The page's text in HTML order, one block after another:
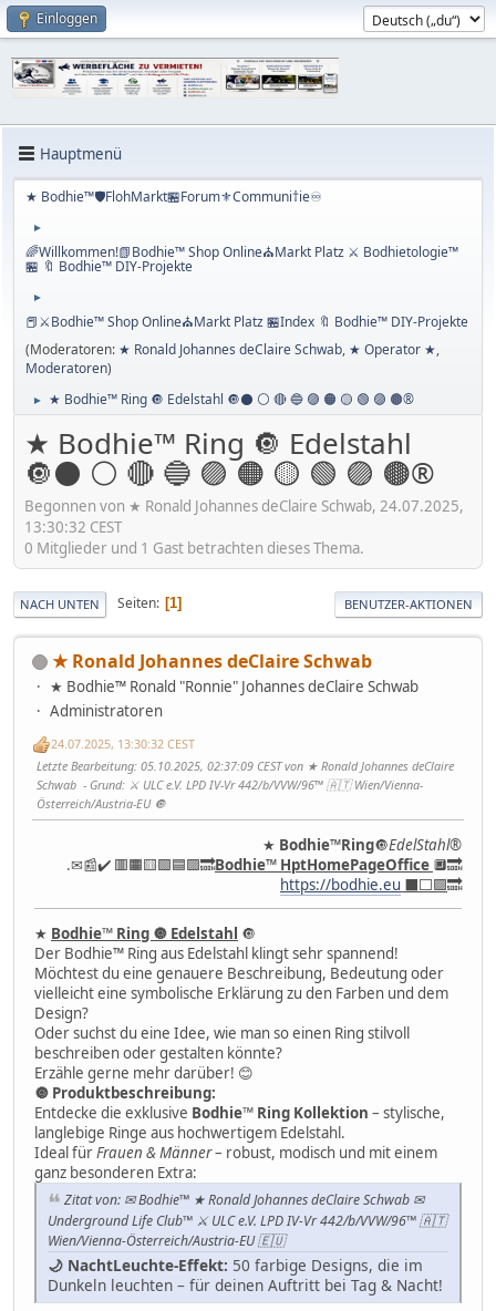
Einloggen
Hauptmenü
★ Bodhie™🛡️FlohMarkt🏪Forum⚜️Communi†ie♾️
►
🌈Willkommen!📗Bodhie™ Shop Online⛪Markt Platz ⚔ Bodhietologie™
🏪 🔖 Bodhie™ DIY-Projekte
►
📕⚔Bodhie™ Shop Online⛪Markt Platz 🏪Index 🔖 Bodhie™ DIY-Projekte
(Moderatoren: ★ Ronald Johannes deClaire Schwab, ★ Operator ★,
Moderatoren)
► ★ Bodhie™ Ring 🔘 Edelstahl 🔘⚫️ ⚪️ 🔴 🔵 🟣 ​​🟠​ 🟡​ 🟢​ ​🟣 ​🟤®️
★ Bodhie™ Ring 🔘 Edelstahl
🔘⚫️ ⚪️ 🔴 🔵 🟣 ​​🟠​ 🟡​ 🟢​ ​🟣 ​🟤®️
Begonnen von ★ Ronald Johannes deClaire Schwab, 24.07.2025,
13:30:32 CEST
0 Mitglieder und 1 Gast betrachten dieses Thema.
NACH UNTEN Seiten 1 BENUTZER-AKTIONEN
★ Ronald Johannes deClaire Schwab
★ Bodhie™ Ronald "Ronnie" Johannes deClaire Schwab
Administratoren
24.07.2025, 13:30:32 CEST
Letzte Bearbeitung: 05.10.2025, 02:37:09 CEST von ★ Ronald Johannes deClaire
Schwab
Grund: ⚔ ULC e.V. LPD IV-Vr 442/b/VVW/96™ 🇦🇹 Wien/Vienna-
Österreich/Austria-EU 🔘
★ Bodhie™Ring🔘EdelStahl®️
.✉📰✔️ 🟥🟧🟨🟩🟦🟪🔜Bodhie™ HptHomePageOffice 🔲🔜
https://bodhie.eu ⬛️⬜️🟪🔜
★ Bodhie™ Ring 🔘 Edelstahl 🔘
Der Bodhie™ Ring aus Edelstahl klingt sehr spannend!
Möchtest du eine genauere Beschreibung, Bedeutung oder
vielleicht eine symbolische Erklärung zu den Farben und dem
Design?
Oder suchst du eine Idee, wie man so einen Ring stilvoll
beschreiben oder gestalten könnte?
Erzähle gerne mehr darüber! 😊
🔘 Produktbeschreibung:
Entdecke die exklusive Bodhie™ Ring Kollektion – stylische,
langlebige Ringe aus hochwertigem Edelstahl.
Ideal fürFrauen & Männer– robust, modisch und mit einem
ganz besonderen Extra:
Zitat von: ✉ Bodhie™ ★ Ronald Johannes deClaire Schwab ✉
Underground Life Club™ ⚔ ULC e.V. LPD IV-Vr 442/b/VVW/96™ 🇦🇹
Wien/Vienna-Österreich/Austria-EU 🇪🇺
🌙 NachtLeuchte-Effekt: 50 farbige Designs, die im
Dunkeln leuchten – für deinen Auftritt bei Tag & Nacht!